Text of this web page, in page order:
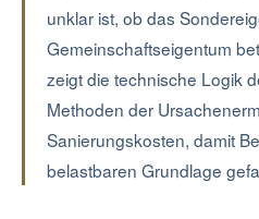
unklar ist, ob das
Gemeinschaftseigentum
zeigt die technische Logik
Methoden der
Sanierungskosten, damit
belastbaren Grundlage